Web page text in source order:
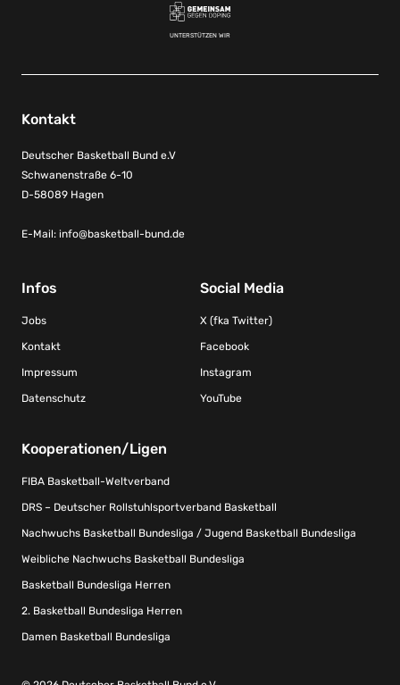
UNTERSTÜTZEN WIR
Kontakt
Deutscher Basketball Bund e.V
Schwanenstraße 6-10
D-58089 Hagen
E-Mail: info@basketball-bund.de
Infos
Jobs
Kontakt
Impressum
Datenschutz
Social Media
X (fka Twitter)
Facebook
Instagram
YouTube
Kooperationen/Ligen
FIBA Basketball-Weltverband
DRS – Deutscher Rollstuhlsportverband Basketball
Nachwuchs Basketball Bundesliga / Jugend Basketball Bundesliga
Weibliche Nachwuchs Basketball Bundesliga
Basketball Bundesliga Herren
2. Basketball Bundesliga Herren
Damen Basketball Bundesliga